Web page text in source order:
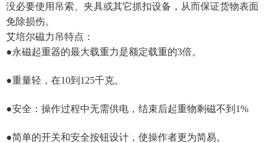
没必要使用吊索、夹具或其它抓扣设备，从而保证货物表面
免除损伤。
艾培尔磁力吊特点：
●永磁起重器的最大载重力是额定载重的3倍。
●重量轻，在10到125千克。
●安全：操作过程中无需供电，结束后起重物剩磁不到1%
●简单的开关和安全按钮设计，使操作者更为简易。